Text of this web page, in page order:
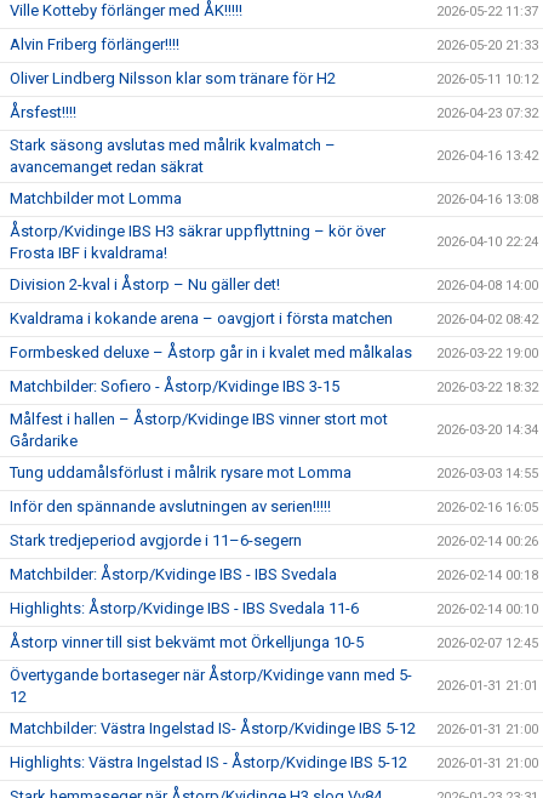
Ville Kotteby förlänger med ÅK!!!!! 2026-05-22 11:37
Alvin Friberg förlänger!!!! 2026-05-20 21:33
Oliver Lindberg Nilsson klar som tränare för H2 2026-05-11 10:12
Årsfest!!!! 2026-04-23 07:32
Stark säsong avslutas med målrik kvalmatch –
avancemanget redan säkrat
2026-04-16 13:42
Matchbilder mot Lomma 2026-04-16 13:08
Åstorp/Kvidinge IBS H3 säkrar uppflyttning – kör över
Frosta IBF i kvaldrama!
2026-04-10 22:24
Division 2-kval i Åstorp – Nu gäller det! 2026-04-08 14:00
Kvaldrama i kokande arena – oavgjort i första matchen 2026-04-02 08:42
Formbesked deluxe – Åstorp går in i kvalet med målkalas 2026-03-22 19:00
Matchbilder: Sofiero - Åstorp/Kvidinge IBS 3-15 2026-03-22 18:32
Målfest i hallen – Åstorp/Kvidinge IBS vinner stort mot
Gårdarike
2026-03-20 14:34
Tung uddamålsförlust i målrik rysare mot Lomma 2026-03-03 14:55
Inför den spännande avslutningen av serien!!!!! 2026-02-16 16:05
Stark tredjeperiod avgjorde i 11–6-segern 2026-02-14 00:26
Matchbilder: Åstorp/Kvidinge IBS - IBS Svedala 2026-02-14 00:18
Highlights: Åstorp/Kvidinge IBS - IBS Svedala 11-6 2026-02-14 00:10
Åstorp vinner till sist bekvämt mot Örkelljunga 10-5 2026-02-07 12:45
Övertygande bortaseger när Åstorp/Kvidinge vann med 5-
12
2026-01-31 21:01
Matchbilder: Västra Ingelstad IS- Åstorp/Kvidinge IBS 5-12 2026-01-31 21:00
Highlights: Västra Ingelstad IS - Åstorp/Kvidinge IBS 5-12 2026-01-31 21:00